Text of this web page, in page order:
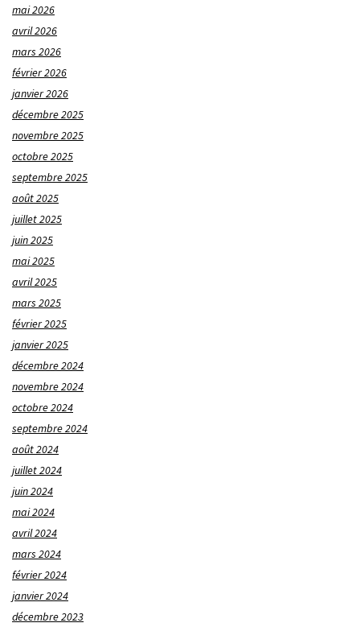
mai 2026
avril 2026
mars 2026
février 2026
janvier 2026
décembre 2025
novembre 2025
octobre 2025
septembre 2025
août 2025
juillet 2025
juin 2025
mai 2025
avril 2025
mars 2025
février 2025
janvier 2025
décembre 2024
novembre 2024
octobre 2024
septembre 2024
août 2024
juillet 2024
juin 2024
mai 2024
avril 2024
mars 2024
février 2024
janvier 2024
décembre 2023